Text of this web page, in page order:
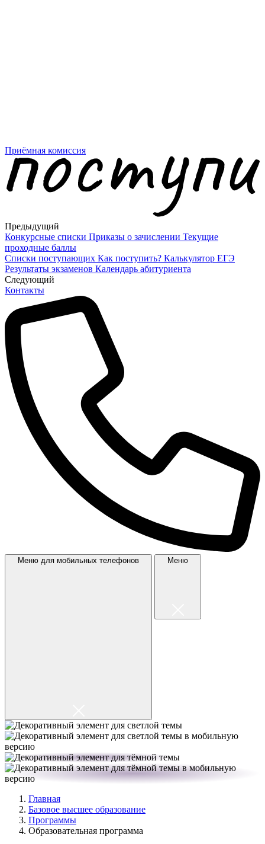
Приёмная комиссия
Предыдущий
Конкурсные списки Приказы о зачислении Текущие
проходные баллы
Списки поступающих Как поступить? Калькулятор ЕГЭ
Результаты экзаменов Календарь абитуриента
Cледующий
Контакты
Меню для мобильных телефонов Меню
Главная
Базовое высшее образование
Программы
Образовательная программа